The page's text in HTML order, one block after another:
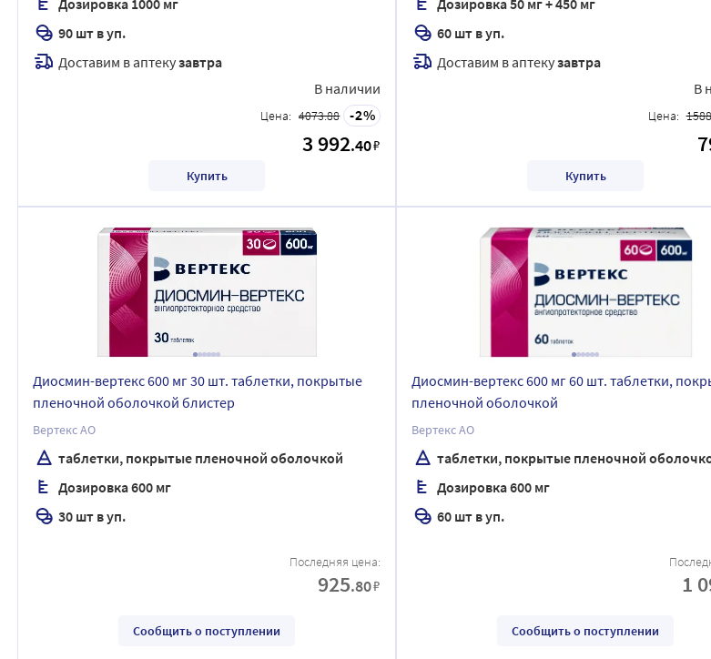
90 шт в уп.
Доставим в аптекузавтра
В наличии
Цена: 4073.88 2
3 992.40₽
Купить
60 шт в уп.
Доставим в аптекузавтра
В
Цена: 1588
Купить
Диосмин-вертекс 600 мг 30 шт. таблетки, покрытые
пленочной оболочкой блистер
Вертекс АО
таблетки, покрытые пленочной оболочкой
Дозировка 600 мг
30 шт в уп.
Последняя цена:
925.80₽
Сообщить о поступлении
Диосмин-вертекс 600 мг 60 шт. таблетки,
пленочной оболочкой
Вертекс АО
таблетки, покрытые пленочной
Дозировка 600 мг
60 шт в уп.
1
Сообщить о поступлении